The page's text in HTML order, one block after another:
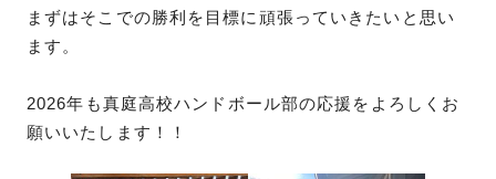
まずはそこでの勝利を目標に頑張っていきたいと思い
ます。
2026年も真庭高校ハンドボール部の応援をよろしくお
願いいたします！！